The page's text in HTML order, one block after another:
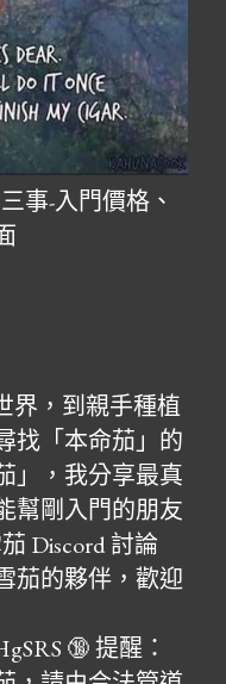
事-入門價格、
界，到親手種植
找「本命茄」的
」，我分享最真
幫剛入門的朋友
Discord 討論
茄的夥伴，歡迎
🔞 提醒：